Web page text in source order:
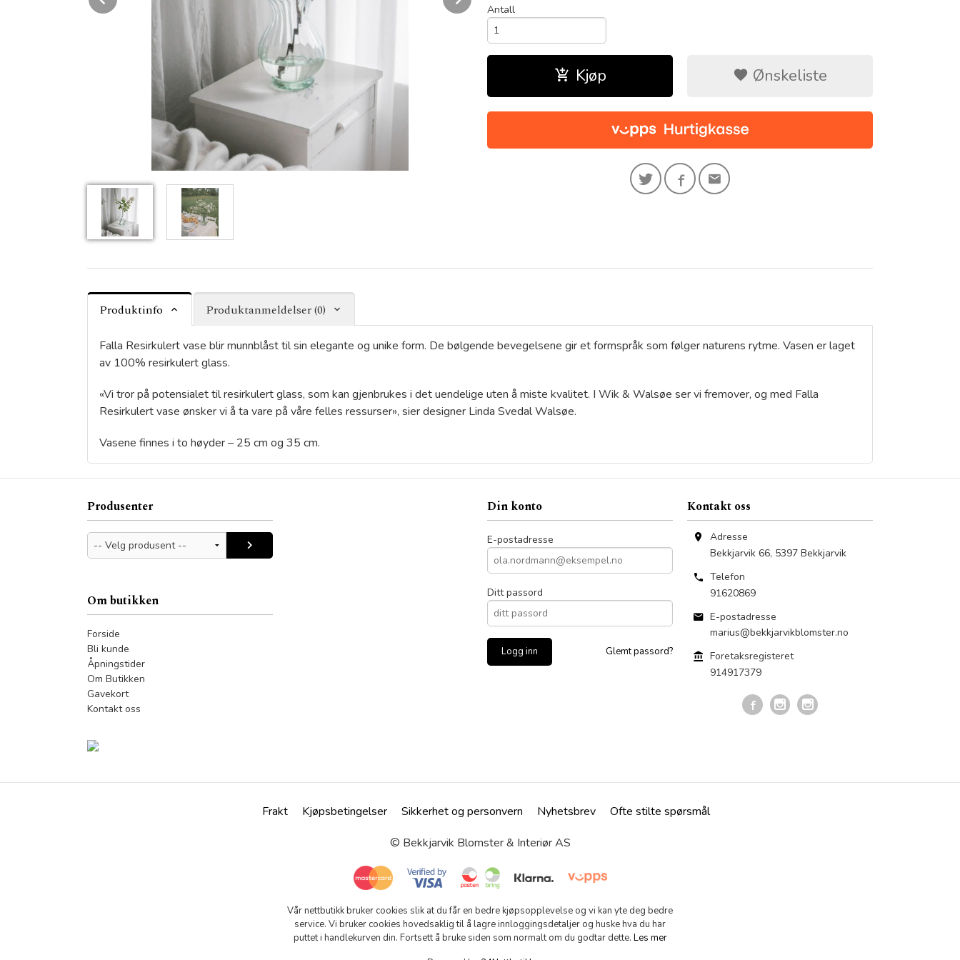
Antall
Kjøp Ønskeliste
Produktinfo Produktanmeldelser (0)
Falla Resirkulert vase blir munnblåst til sin elegante og unike form. De bølgende bevegelsene gir et formspråk som følger naturens rytme. Vasen er laget
av 100% resirkulert glass.
«Vi tror på potensialet til resirkulert glass, som kan gjenbrukes i det uendelige uten å miste kvalitet. I Wik & Walsøe ser vi fremover, og med Falla
Resirkulert vase ønsker vi å ta vare på våre felles ressurser», sier designer Linda Svedal Walsøe.
Vasene finnes i to høyder – 25 cm og 35 cm.
Produsenter
Om butikken
Forside
Bli kunde
Åpningstider
Om Butikken
Gavekort
Kontakt oss
Din konto
E-postadresse
Ditt passord
Glemt passord?
Kontakt oss
Adresse
Bekkjarvik 66, 5397 Bekkjarvik
Telefon
91620869
E-postadresse
marius@bekkjarvikblomster.no
Foretaksregisteret
914917379
Frakt Kjøpsbetingelser Sikkerhet og personvern Nyhetsbrev
Ofte stilte spørsmål
© Bekkjarvik Blomster & Interiør AS
Vår nettbutikk bruker cookies slik at du får en bedre kjøpsopplevelse og vi kan yte deg bedre
service. Vi bruker cookies hovedsaklig til å lagre innloggingsdetaljer og huske hva du har
puttet i handlekurven din. Fortsett å bruke siden som normalt om du godtar dette. Les mer